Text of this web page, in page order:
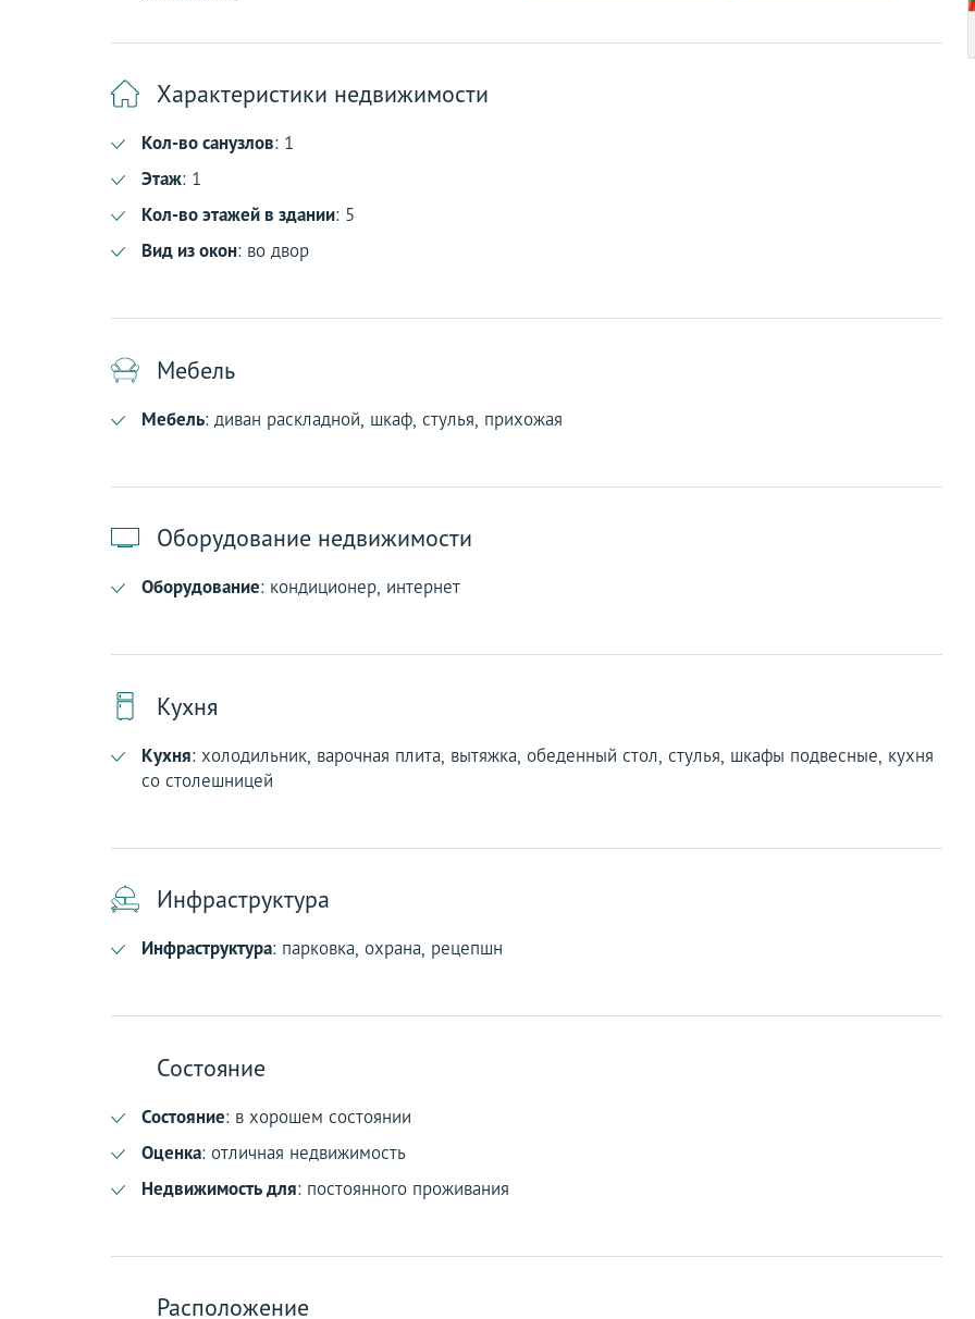
Характеристики недвижимости
Кол-во санузлов: 1
Этаж: 1
Кол-во этажей в здании: 5
Вид из окон: во двор
Мебель
Мебель: диван раскладной, шкаф, стулья, прихожая
Оборудование недвижимости
Оборудование: кондиционер, интернет
Кухня
Кухня: холодильник, варочная плита, вытяжка, обеденный стол, стулья, шкафы подвесные, кухня
со столешницей
Инфраструктура
Инфраструктура: парковка, охрана, рецепшн
Состояние
Состояние: в хорошем состоянии
Оценка: отличная недвижимость
Недвижимость для: постоянного проживания
Расположение